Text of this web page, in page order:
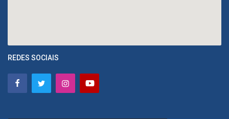
REDES SOCIAIS